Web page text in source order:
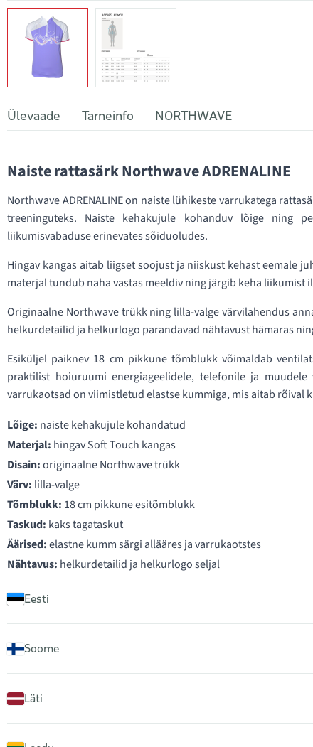
Ülevaade Tarneinfo NORTHWAVE
Naiste rattasärk Northwave ADRENALINE
Northwave ADRENALINE on naiste lühikeste varrukatega
treeninguteks. Naiste kehakujule kohanduv lõige ning
liikumisvabaduse erinevates sõiduoludes.
Hingav kangas aitab liigset soojust ja niiskust kehast eemale
materjal tundub naha vastas meeldiv ning järgib keha liikumist
Originaalne Northwave trükk ning lilla-valge värvilahendus
helkurdetailid ja helkurlogo parandavad nähtavust hämaras
Esiküljel paiknev 18 cm pikkune tõmblukk võimaldab
praktilist hoiuruumi energiageelidele, telefonile ja
varrukaotsad on viimistletud elastse kummiga, mis aitab rõival
Lõige: naiste kehakujule kohandatud
Materjal: hingav Soft Touch kangas
Disain:originaalne Northwave trükk
Värv: lilla-valge
Tõmblukk: 18 cm pikkune esitõmblukk
Taskud: kaks tagataskut
Äärised:elastne kumm särgi allääres ja varrukaotstes
Nähtavus: helkurdetailid ja helkurlogo seljal
Eesti
Soome
Läti